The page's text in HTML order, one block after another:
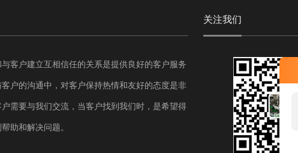
与客户建立互相信任的关系是提供良好的客户服务
户的沟通中，对客户保持热情和友好的态度是非
需要与我们交流，当客户找到我们时，是希望得
助和解决问题。
关注我们